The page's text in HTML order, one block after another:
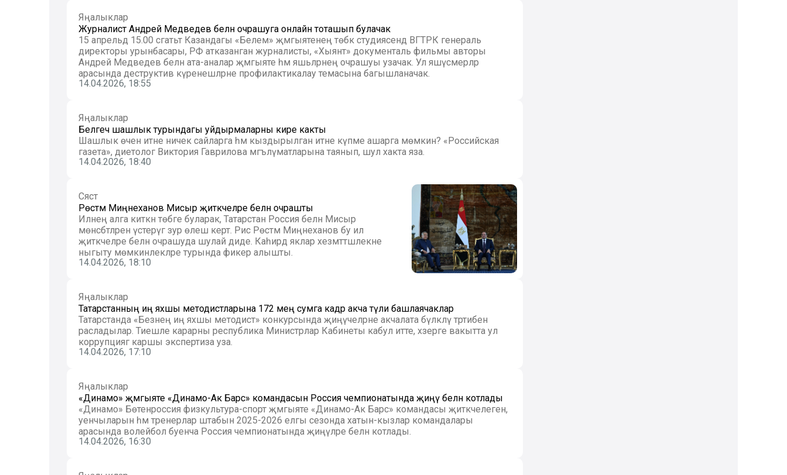
Яңалыклар
Журналист Андрей Медведев белән очрашуга онлайн тоташып булачак
15 апрельдә 15.00 сәгатьтә Казандагы «Белем» җәмгыятенең төбәк студиясендә ВГТРК генераль
директоры урынбасары, РФ атказанган журналисты, «Хыянәт» документаль фильмы авторы
Андрей Медведев белән ата-аналар җәмгыяте һәм яшьләрнең очрашуы узачак. Ул яшүсмерләр
арасында деструктив күренешләрне профилактикалау темасына багышланачак.
14.04.2026, 18:55
Яңалыклар
Белгеч шашлык турындагы уйдырмаларны кире какты
Шашлык өчен итне ничек сайларга һәм кыздырылган итне күпме ашарга мөмкин? «Российская
газета», диетолог Виктория Гаврилова мәгълүматларына таянып, шул хакта яза.
14.04.2026, 18:40
Сәясәт
Рөстәм Миңнеханов Мисыр җитәкчеләре белән очрашты
Илнең алга киткән төбәге буларак, Татарстан Россия белән Мисыр
мөнәсәбәтләрен үстерүгә зур өлеш кертә. Рәис Рөстәм Миңнеханов бу ил
җитәкчеләре белән очрашуда шулай диде. Каһирәдә яклар хезмәттәшлекне
ныгыту мөмкинлекләре турында фикер алышты.
14.04.2026, 18:10
Яңалыклар
Татарстанның иң яхшы методистларына 172 мең сумга кадәр акча түли башлаячаклар
Татарстанда «Безнең иң яхшы методист» конкурсында җиңүчеләрне акчалата бүләкләү тәртибен
расладылар. Тиешле карарны республика Министрлар Кабинеты кабул итте, хәзерге вакытта ул
коррупциягә каршы экспертиза уза.
14.04.2026, 17:10
Яңалыклар
«Динамо» җәмгыяте «Динамо-Ак Барс» командасын Россия чемпионатында җиңү белән котлады
«Динамо» Бөтенроссия физкультура-спорт җәмгыяте «Динамо-Ак Барс» командасы җитәкчелеген,
уенчыларын һәм тренерлар штабын 2025-2026 елгы сезонда хатын-кызлар командалары
арасында волейбол буенча Россия чемпионатында җиңүләре белән котлады.
14.04.2026, 16:30